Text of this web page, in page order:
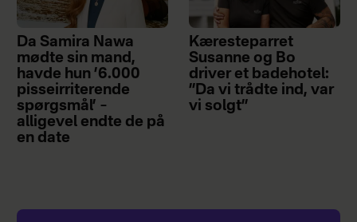
Da Samira Nawa
mødte sin mand,
havde hun ’6.000
pisseirriterende
spørgsmål’ –
alligevel endte de på
en date
Kæresteparret
Susanne og Bo
driver et badehotel:
”Da vi trådte ind, var
vi solgt”